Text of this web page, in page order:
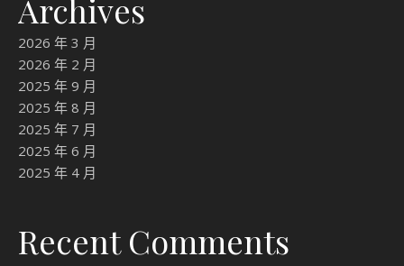
Archives
2026 年 3 月
2026 年 2 月
2025 年 9 月
2025 年 8 月
2025 年 7 月
2025 年 6 月
2025 年 4 月
Recent Comments